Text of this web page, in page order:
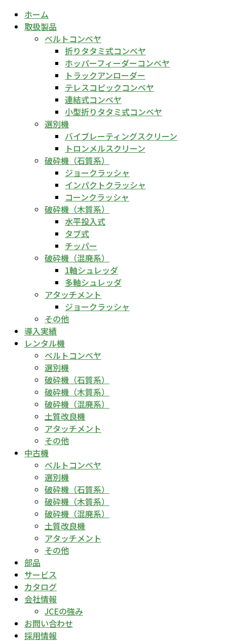
ホーム
取扱製品
ベルトコンベヤ
折りタタミ式コンベヤ
ホッパーフィーダーコンベヤ
トラックアンローダー
テレスコピックコンベヤ
連結式コンベヤ
小型折りタタミ式コンベヤ
選別機
バイブレーティングスクリーン
トロンメルスクリーン
破砕機（石質系）
ジョークラッシャ
インパクトクラッシャ
コーンクラッシャ
破砕機（木質系）
水平投入式
タブ式
チッパー
破砕機（混廃系）
1軸シュレッダ
多軸シュレッダ
アタッチメント
ジョークラッシャ
その他
導入実績
レンタル機
ベルトコンベヤ
選別機
破砕機（石質系）
破砕機（木質系）
破砕機（混廃系）
土質改良機
アタッチメント
その他
中古機
ベルトコンベヤ
選別機
破砕機（石質系）
破砕機（木質系）
破砕機（混廃系）
土質改良機
アタッチメント
その他
部品
サービス
カタログ
会社情報
JCEの強み
お問い合わせ
採用情報